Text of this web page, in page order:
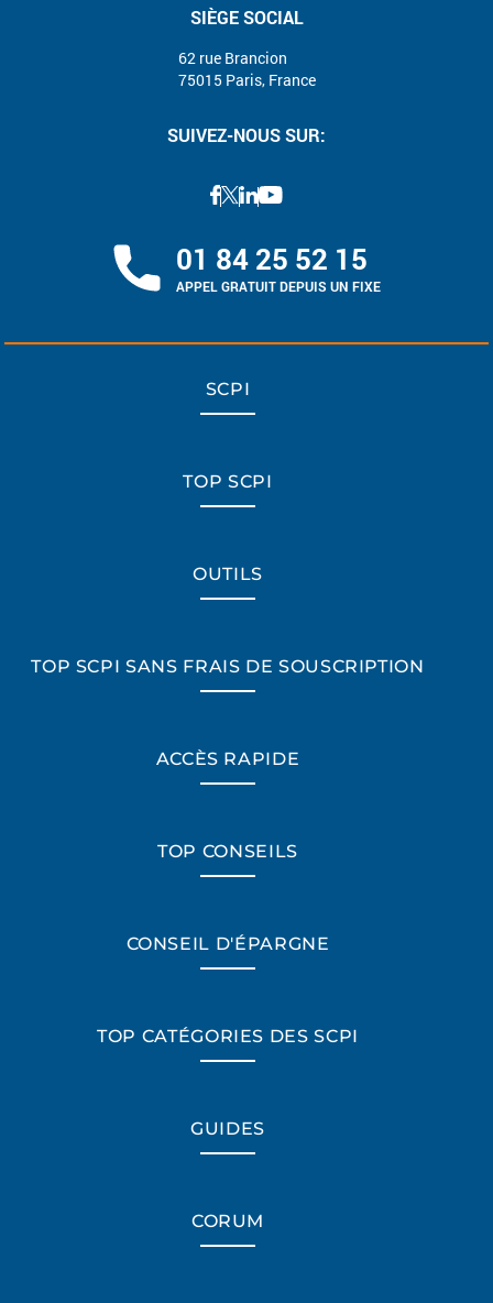
SIÈGE SOCIAL
62 rue Brancion
75015 Paris, France
SUIVEZ-NOUS SUR:
01 84 25 52 15
APPEL GRATUIT DEPUIS UN FIXE
SCPI
TOP SCPI
OUTILS
TOP SCPI SANS FRAIS DE SOUSCRIPTION
ACCÈS RAPIDE
TOP CONSEILS
CONSEIL D'ÉPARGNE
TOP CATÉGORIES DES SCPI
GUIDES
CORUM